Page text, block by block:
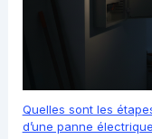
Quelles sont les
d’une panne